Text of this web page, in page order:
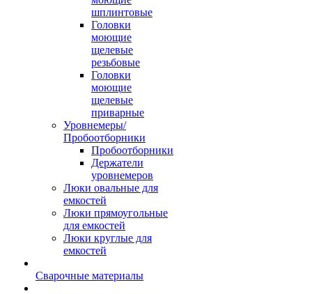
шплинтовые
Головки
моющие
щелевые
резьбовые
Головки
моющие
щелевые
приварные
Уровнемеры/
Пробоотборники
Пробоотборники
Держатели
уровнемеров
Люки овальные для
емкостей
Люки прямоугольные
для емкостей
Люки круглые для
емкостей
Сварочные материалы